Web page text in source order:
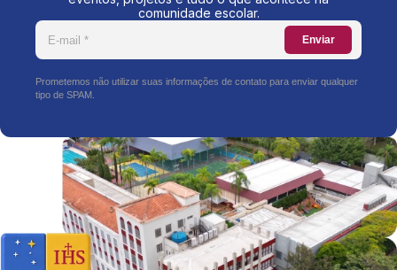
comunidade escolar.
Enviar
Prometemos não utilizar suas informações de contato para enviar qualquer
tipo de SPAM.